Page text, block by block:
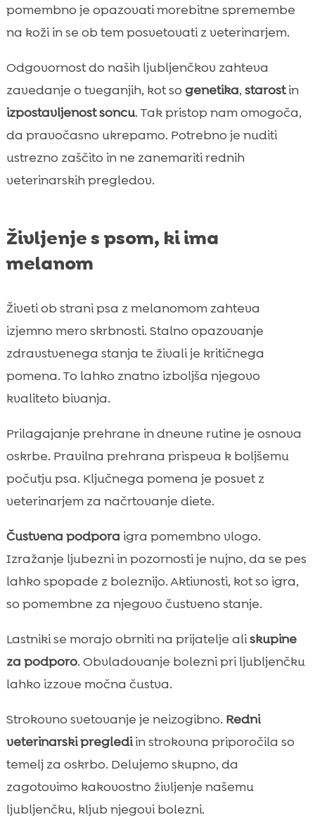
pomembno je opazovati morebitne spremembe
na koži in se ob tem posvetovati z veterinarjem.
Odgovornost do naših ljubljenčkov zahteva
zavedanje o tveganjih, kot so genetika, starostin
izpostavljenost soncu. Tak pristop nam omogoča,
da pravočasno ukrepamo. Potrebno je nuditi
ustrezno zaščito in ne zanemariti rednih
veterinarskih pregledov.
Življenje s psom, ki ima
melanom
Živeti ob strani psa z melanomom zahteva
izjemno mero skrbnosti. Stalno opazovanje
zdravstvenega stanja te živali je kritičnega
pomena. To lahko znatno izboljša njegovo
kvaliteto bivanja.
Prilagajanje prehrane in dnevne rutine je osnova
oskrbe. Pravilna prehrana prispeva k boljšemu
počutju psa. Ključnega pomena je posvet z
veterinarjem za načrtovanje diete.
Čustvena podpora igra pomembno vlogo.
Izražanje ljubezni in pozornosti je nujno, da se pes
lahko spopade z boleznijo. Aktivnosti, kot so igra,
so pomembne za njegovo čustveno stanje.
Lastniki se morajo obrniti na prijatelje aliskupine
za podporo. Obvladovanje bolezni pri ljubljenčku
lahko izzove močna čustva.
Strokovno svetovanje je neizogibno. Redni
veterinarski preglediin strokovna priporočila so
temelj za oskrbo. Delujemo skupno, da
zagotovimo kakovostno življenje našemu
ljubljenčku, kljub njegovi bolezni.